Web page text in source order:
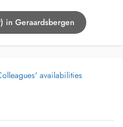
in Geraardsbergen
availabilities